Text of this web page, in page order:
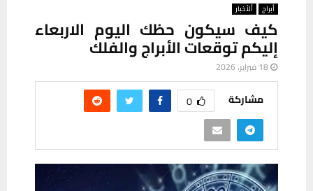
أبراج ألأخبار
كيف سيكون حظك اليوم الاربعاء
إليكم توقعات الأبراج والفلك
18 فبراير، 2026
مشاركة 0